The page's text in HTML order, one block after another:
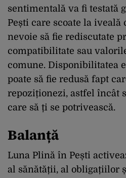
sentimentală va fi testată
Pești care scoate la
nevoie să fie rediscutate
compatibilitate sau
comune. Disponibilitatea
poate să fie redusă fapt
repoziționezi, astfel încât
care să ți se potrivească.
Balanță
Luna Plină în Pești
al sănătății, al obligațiilor